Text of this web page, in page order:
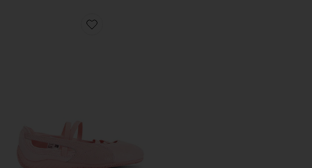
Favorite КРОССОВКИ В СТИЛЕ MARY JANE SPEEDCAT